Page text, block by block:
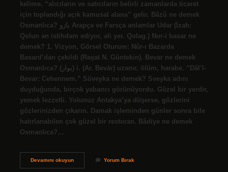
kelime, “alıcıların ve satıcıların belirli zamanlarda ticaret
için toplandığı açık kamusal alana” gelir. Bâzû ne demek
Osmanlıca? بازو Arapça ve Farsça anlamlar Udar (İzah:
Qolun ən istihdam ediyor, əli yer. Qolag.) Nur-i basar ne
demek? 1. Vizyon, Görsel Oturum: Nûr-ı Bazarda
Basard’dan çekildi (Raşat N. Güntekin). Bevar ne demek
Osmanlıca? (ﺑﻮﺍﺭ) i. (Ar. Bevār) uzanır, ölüm, harabe. “Dâl’l-
Bevar: Cehennem.” Süveyka ne demek? Sveyka adını
duyduğunda, birçok yabancı görünüyordu. Güzel bir yerdir,
yemek lezzetli. Yolunuz Antakya’ya düşerse, gözlerini
gözlerinizden çıkarın. Damak işleminden günler sonra bile
hatırlanabilen çok güzel bir restoran. Bâdiye ne demek
Osmanlıca?…
Devamını okuyunBâzâr
Yorum Bırak